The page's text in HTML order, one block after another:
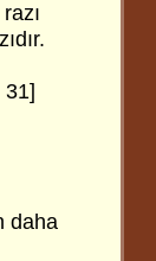
daha